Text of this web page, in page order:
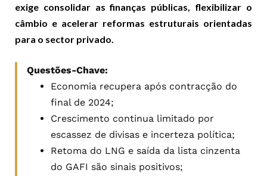
exige consolidar as finanças públicas, flexibilizar o
câmbio e acelerar reformas estruturais orientadas
para o sector privado.
Questões-Chave:
Economia recupera após contracção do
final de 2024;
Crescimento continua limitado por
escassez de divisas e incerteza política;
Retoma do LNG e saída da lista cinzenta
do GAFI são sinais positivos;